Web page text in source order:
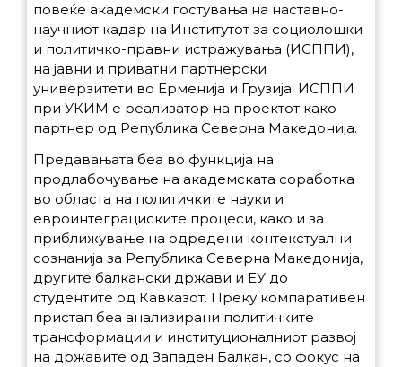
повеќе академски гостувања на наставно-
научниот кадар на Институтот за социолошки
и политичко-правни истражувања (ИСППИ),
на јавни и приватни партнерски
универзитети во Ерменија и Грузија. ИСППИ
при УКИМ е реализатор на проектот како
партнер од Република Северна Македонија.
Предавањата беа во функција на
продлабочување на академската соработка
во областа на политичките науки и
евроинтеграциските процеси, како и за
приближување на одредени контекстуални
сознанија за Република Северна Македонија,
другите балкански држави и ЕУ до
студентите од Кавказот. Преку компаративен
пристап беа анализирани политичките
трансформации и институционалниот развој
на државите од Западен Балкан, со фокус на